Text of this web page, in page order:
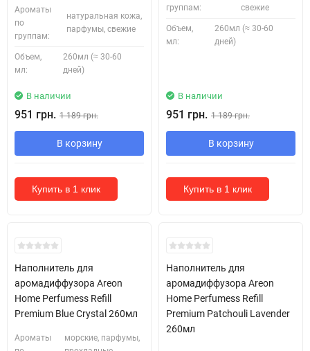
Ароматы
по
группам:
натуральная кожа,
парфумы, свежие
Объем,
мл:
260мл (≈ 30-60
дней)
В наличии
951 грн. 1 189 грн.
В корзину
Купить в 1 клик
группам:
свежие
Объем,
мл:
260мл (≈ 30-60
дней)
В наличии
951 грн. 1 189 грн.
В корзину
Купить в 1 клик
Наполнитель для
аромадиффузора Areon
Home Perfumess Refill
Premium Blue Crystal 260мл
Ароматы
морские, парфумы,
Наполнитель для
аромадиффузора Areon
Home Perfumess Refill
Premium Patchouli Lavender
260мл